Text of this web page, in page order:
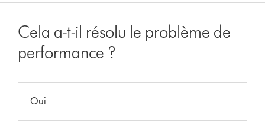
Cela a-t-il résolu le problème de
performance ?
Oui